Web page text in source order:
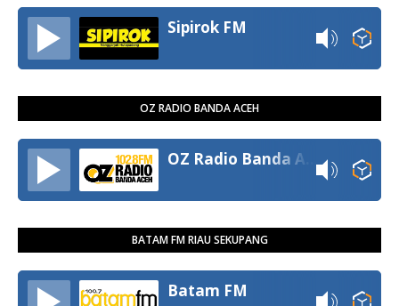
Sipirok FM
OZ RADIO BANDA ACEH
BATAM FM RIAU SEKUPANG
Batam FM